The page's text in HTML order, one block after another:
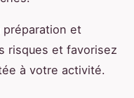
préparation et
risques et favorisez
à votre activité.